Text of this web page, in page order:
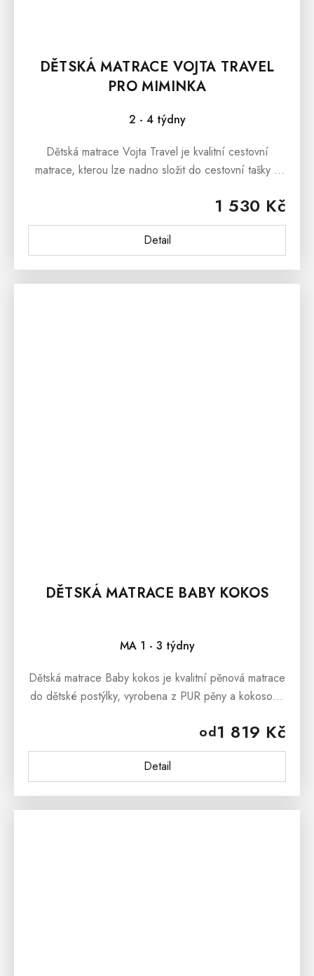
DĚTSKÁ MATRACE VOJTA TRAVEL
PRO MIMINKA
2 - 4 týdny
1 530 Kč
Detail
Dětská matrace Vojta Travel je kvalitní cestovní
matrace, kterou lze nadno složit do cestovní tašky s
DĚTSKÁ MATRACE BABY KOKOS
MA 1 - 3 týdny
od1 819 Kč
Detail
Dětská matrace Baby kokos je kvalitní pěnová matrace
do dětské postýlky, vyrobena z PUR pěny a kokosové
hygienu, pro naše...